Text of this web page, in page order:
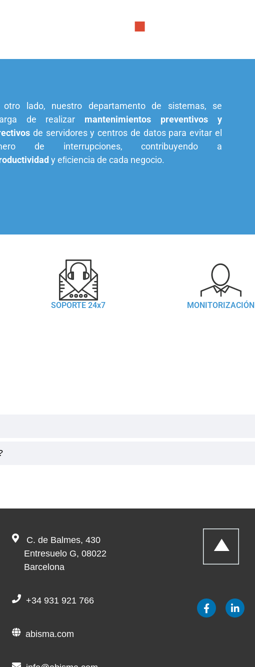
otro lado, nuestro departamento de sistemas, se
de realizar mantenimientos preventivos y
de servidores y centros de datos para evitar el
de interrupciones, contribuyendo a
y eﬁciencia de cada negocio.
SOPORTE 24x7 MONITORIZACIÓN
C. de Balmes, 430
Entresuelo G, 08022
Barcelona
+34 931 921 766
abisma.com